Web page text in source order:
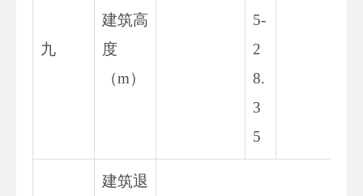
九
建筑高
度
（m）
5-
2
8.
3
5
建筑退